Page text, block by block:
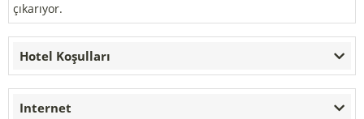
çıkarıyor.
Hotel Koşulları
Internet